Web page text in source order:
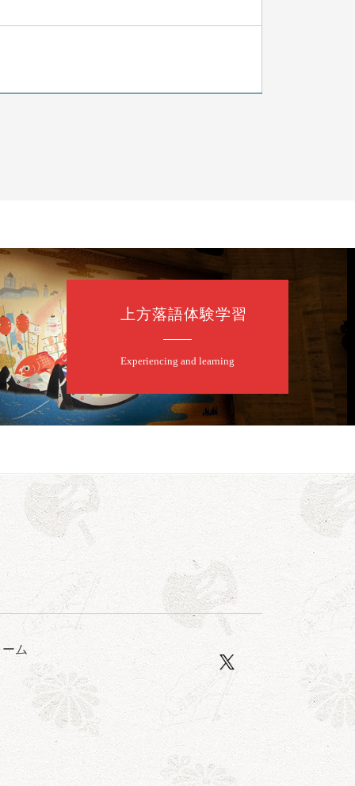
く」／露の都「子は鎹」
利／笑福亭仁福／幸助福助（漫才）／桂春若
／桂九ノ一「胴乱の幸助」／代走みつくに
上方落語体験学習
Experiencing and learning
ム